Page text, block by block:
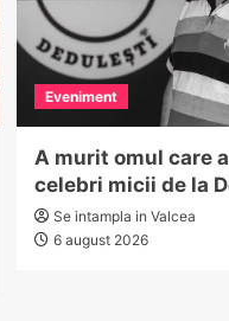
Eveniment
A murit omul care
celebri micii de la
Se intampla in Valcea
6 august 2026